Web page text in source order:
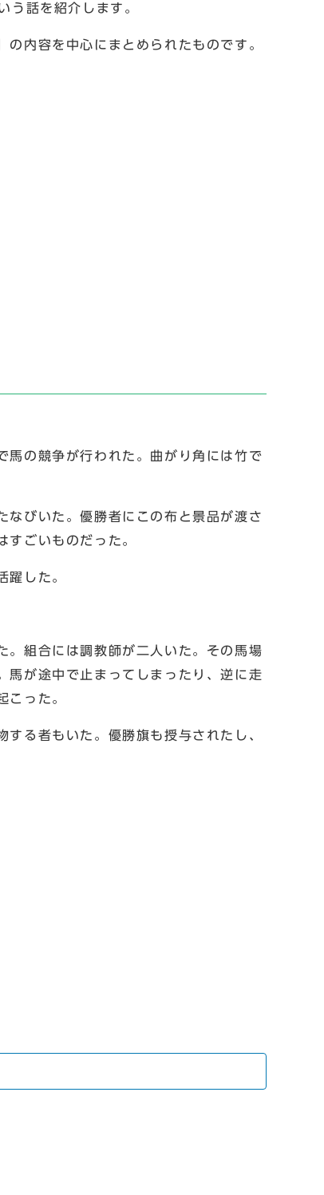
話を紹介します。
内容を中心にまとめられたものです。
の競争が行われた。曲がり角には竹で
びいた。優勝者にこの布と景品が渡さ
ごいものだった。
躍した。
組合には調教師が二人いた。その馬場
馬が途中で止まってしまったり、逆に走
こった。
る者もいた。優勝旗も授与されたし、